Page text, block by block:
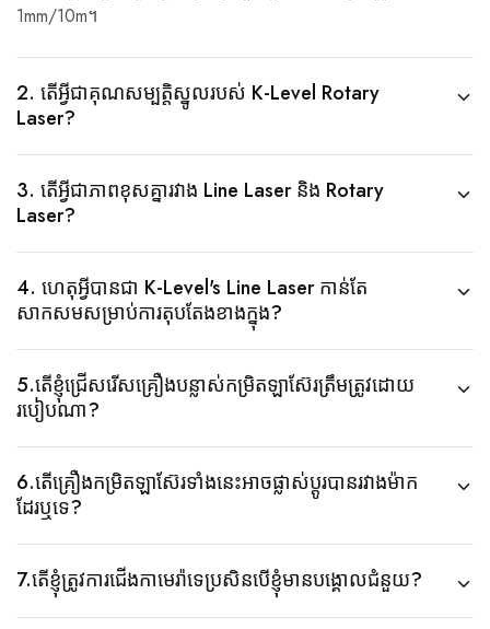
ជីវៈ
ទាំង
ឡាស៊ែររ៉ូតារី
កម្រិត
គ្រឿង
កម្រិត
ឧបករណ៍
វាស់
កម្រិត
វិជ្ជា
ទាំង
ត្រូវ
ដើម្បី
បំពេញ
តម្រូវការ
ស្ថាបត្យកម្ម
និង
ឧស្សាហកម្ម។
1mm/10m។
2. តើអ្វីជាគុណសម្បត្តិស្នូលរបស់ K-Level Rotary
Laser?
3. តើអ្វីជាភាពខុសគ្នារវាង Line Laser និង Rotary
Laser?
4. ហេតុអ្វីបានជា K-Level's Line Laser កាន់តែ
សាកសមសម្រាប់ការតុបតែងខាងក្នុង?
5.តើខ្ញុំជ្រើសរើសគ្រឿងបន្លាស់កម្រិតឡាស៊ែរត្រឹមត្រូវដោយ
របៀបណា?
6.តើគ្រឿងកម្រិតឡាស៊ែរទាំងនេះអាចផ្លាស់ប្តូរបានរវាងម៉ាក
ដែរឬទេ?
7.តើខ្ញុំត្រូវការជើងកាមេរ៉ាទេប្រសិនបើខ្ញុំមានបង្គោលជំនួយ?